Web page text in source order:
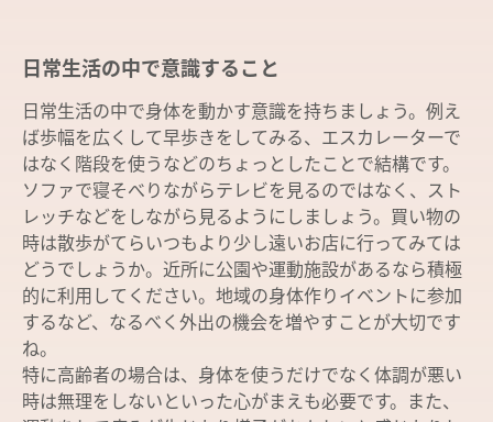
日常生活の中で意識すること
日常生活の中で身体を動かす意識を持ちましょう。例え
ば歩幅を広くして早歩きをしてみる、エスカレーターで
はなく階段を使うなどのちょっとしたことで結構です。
ソファで寝そべりながらテレビを見るのではなく、スト
レッチなどをしながら見るようにしましょう。買い物の
時は散歩がてらいつもより少し遠いお店に行ってみては
どうでしょうか。近所に公園や運動施設があるなら積極
的に利用してください。地域の身体作りイベントに参加
するなど、なるべく外出の機会を増やすことが大切です
ね。
特に高齢者の場合は、身体を使うだけでなく体調が悪い
時は無理をしないといった心がまえも必要です。また、